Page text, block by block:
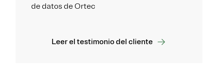
de datos de Ortec
Leer el testimonio del cliente